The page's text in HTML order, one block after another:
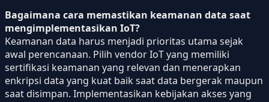
Bagaimana cara memastikan keamanan data saat
mengimplementasikan IoT?
Keamanan data harus menjadi prioritas utama sejak
awal perencanaan. Pilih vendor IoT yang memiliki
sertifikasi keamanan yang relevan dan menerapkan
enkripsi data yang kuat baik saat data bergerak maupun
saat disimpan. Implementasikan kebijakan akses yang